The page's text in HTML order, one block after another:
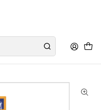
de la tienda física.
y espere nuestra
Cuidados Especiales
Hipoalergenico 12 g